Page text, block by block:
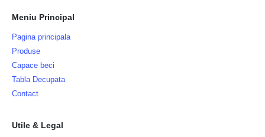
Meniu Principal
Pagina principala
Produse
Capace beci
Tabla Decupata
Contact
Utile & Legal